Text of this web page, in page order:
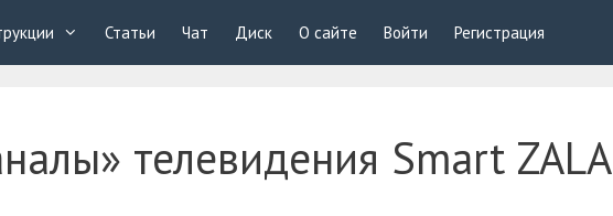
Статьи Чат Диск О сайте Войти Регистрация
телевидения Smart ZALA